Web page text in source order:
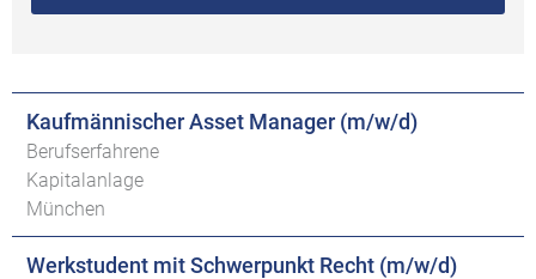
Kaufmännischer Asset Manager (m/w/d)
Berufserfahrene
Kapitalanlage
München
Werkstudent mit Schwerpunkt Recht (m/w/d)